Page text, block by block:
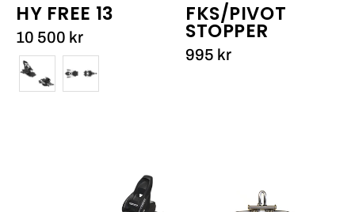
HY FREE 13
10 500 kr
Färg
FKS/PIVOT
STOPPER
995 kr
Outlaw